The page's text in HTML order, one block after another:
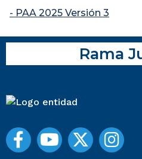
- PAA 2025 Versión 3
Rama